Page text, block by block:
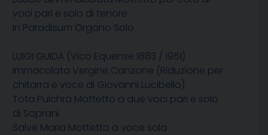
voci pari e solo di tenore
In Paradisum Organo Solo
LUIGI GUIDA (Vico Equense 1883 / 1951)
Immacolata Vergine Canzone (Riduzione per
chitarra e voce di Giovanni Lucibello)
Tota Pulchra Mottetto a due voci pari e solo
di Soprani
Salve Maria Mottetto a voce sola